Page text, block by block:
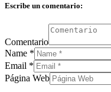
Escribe un comentario:
Comentario
Name *
Email *
Página Web